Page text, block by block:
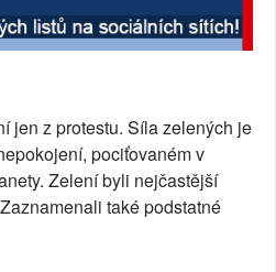
jen z protestu. Síla zelených je
pociťovaném v
Zelení byli nejčastější
také podstatné